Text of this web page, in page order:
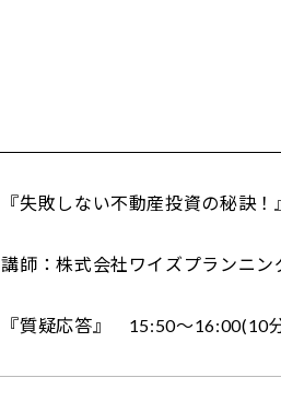
『失敗しない不動産投資の秘訣
講師：株式会社ワイズプラン
『質疑応答』 15:50～16:00(10